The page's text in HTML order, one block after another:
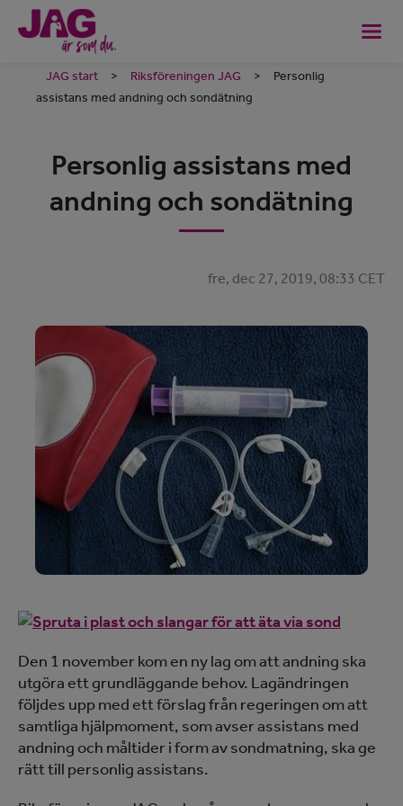
JAG start > Riksföreningen JAG >
Personlig
assistans med andning och sondätning
Personlig assistans med
andning och sondätning
fre, dec 27, 2019, 08:33 CET
Den 1 november kom en ny lag om att andning ska
utgöra ett grundläggande behov. Lagändringen
följdes upp med ett förslag från regeringen om att
samtliga hjälpmoment, som avser assistans med
andning och måltider i form av sondmatning, ska ge
rätt till personlig assistans.